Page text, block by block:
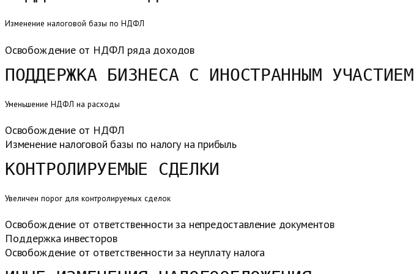
Изменение налоговой базы по НДФЛ
Освобождение от НДФЛ ряда доходов
ПОДДЕРЖКА БИЗНЕСА С ИНОСТРАННЫМ УЧАСТИЕМ
Уменьшение НДФЛ на расходы
Освобождение от НДФЛ
Изменение налоговой базы по налогу на прибыль
КОНТРОЛИРУЕМЫЕ СДЕЛКИ
Увеличен порог для контролируемых сделок
Освобождение от ответственности за непредоставление документов
Поддержка инвесторов
Освобождение от ответственности за неуплату налога